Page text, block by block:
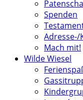
Spenden
Mach mit!
Wilde Wiesel